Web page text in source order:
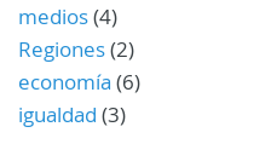
medios(4)
Regiones(2)
economía (6)
igualdad (3)